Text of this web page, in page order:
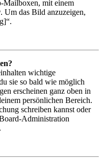
Mailboxen, mit einem
Um das Bild anzuzeigen,
wichtige
sie so bald wie möglich
erscheinen ganz oben in
persönlichen Bereich.
schreiben kannst oder
Administration